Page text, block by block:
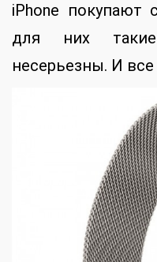
iPhone покупают
для них
несерьезны. И